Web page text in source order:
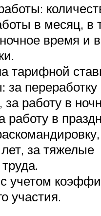
в месяц, в
время и в
тарифной
за переработку
за работу в
работу в
за тяжелые
учетом
участия.